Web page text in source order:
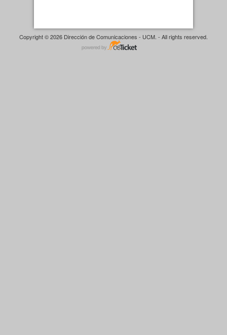
Copyright © 2026 Dirección de Comunicaciones - UCM. - All rights reserved.